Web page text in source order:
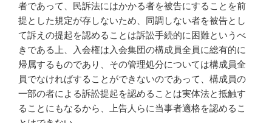
者であって、民訴法にはかかる者を被告にすることを前
提とした規定が存しないため、同調しない者を被告とし
て訴えの提起を認めることは訴訟手続的に困難というべ
きである上、入会権は入会集団の構成員全員に総有的に
帰属するものであり、その管理処分については構成員全
員でなければすることができないのであって、構成員の
一部の者による訴訟提起を認めることは実体法と抵触す
ることにもなるから、上告人らに当事者適格を認めるこ